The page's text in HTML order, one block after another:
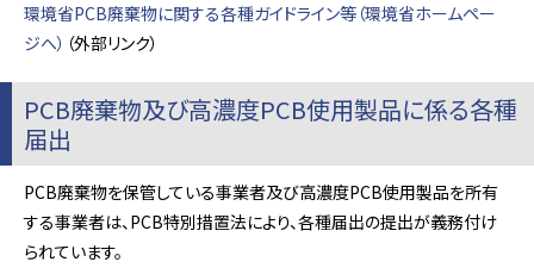
環境省PCB廃棄物に関する各種ガイドライン等（環境省ホームペー
ジへ） （外部リンク）
PCB廃棄物及び高濃度PCB使用製品に係る各種
届出
PCB廃棄物を保管している事業者及び高濃度PCB使用製品を所有
する事業者は、PCB特別措置法により、各種届出の提出が義務付け
られています。